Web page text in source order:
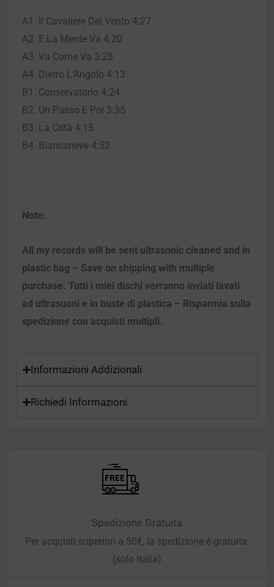
A1. Il Cavaliere Del Vento 4:27
A2. E La Mente Va 4:20
A3. Va Come Va 3:28
A4. Dietro L’Angolo 4:13
B1. Conservatorio 4:24
B2. Un Passo E Poi 3:35
B3. La Città 4:15
B4. Biancaneve 4:52
Note:
All my records will be sent ultrasonic cleaned and in
plastic bag – Save on shipping with multiple
purchase. Tutti i miei dischi verranno inviati lavati
ad ultrasuoni e in buste di plastica – Risparmia sulla
spedizione con acquisti multipli.
Informazioni Addizionali
Richiedi Informazioni
Spedizione Gratuita
Per acquisti superiori a 50€, la spedizione è gratuita.
(solo Italia)